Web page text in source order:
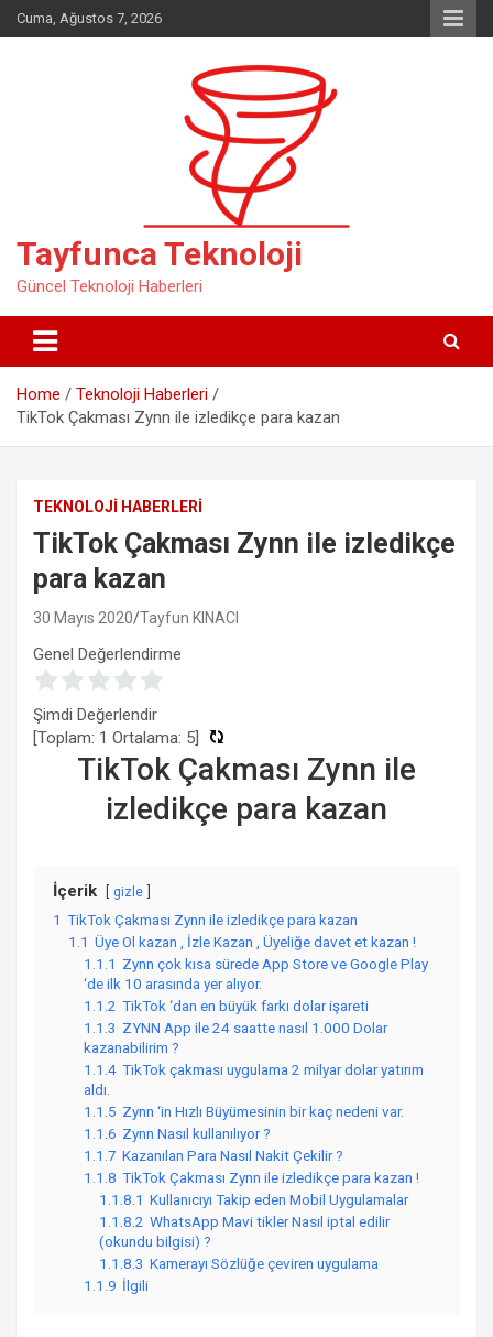
Skip
to
Cuma, Ağustos 7, 2026
Tayfunca Teknoloji
Güncel Teknoloji Haberleri
Home
Teknoloji Haberleri
TikTok Çakması Zynn ile izledikçe para kazan
TEKNOLOJI HABERLERI
TikTok Çakması Zynn ile izledikçe
para kazan
30 Mayıs 2020 Tayfun KINACI
Genel Değerlendirme
Şimdi Değerlendir
[Toplam: 1 Ortalama: 5]
TikTok Çakması Zynn ile
izledikçe para kazan
İçerik gizle
1 TikTok Çakması Zynn ile izledikçe para kazan
1.1 Üye Ol kazan , İzle Kazan , Üyeliğe davet et kazan !
1.1.1 Zynn çok kısa sürede App Store ve Google Play
‘de ilk 10 arasında yer alıyor.
1.1.2 TikTok ‘dan en büyük farkı dolar işareti
1.1.3 ZYNN App ile 24 saatte nasıl 1.000 Dolar
kazanabilirim ?
1.1.4 TikTok çakması uygulama 2 milyar dolar yatırım
aldı.
1.1.5 Zynn ‘in Hızlı Büyümesinin bir kaç nedeni var.
1.1.6 Zynn Nasıl kullanılıyor ?
1.1.7 Kazanılan Para Nasıl Nakit Çekilir ?
1.1.8 TikTok Çakması Zynn ile izledikçe para kazan !
1.1.8.1 Kullanıcıyı Takip eden Mobil Uygulamalar
1.1.8.2 WhatsApp Mavi tikler Nasıl iptal edilir
(okundu bilgisi) ?
1.1.8.3 Kamerayı Sözlüğe çeviren uygulama
1.1.9 İlgili